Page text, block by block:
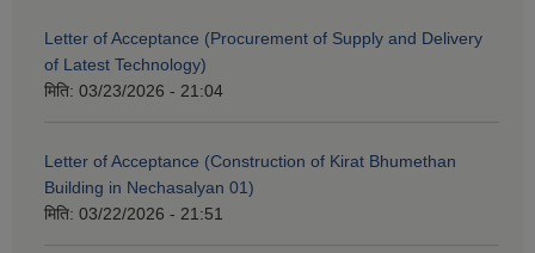
Letter of Acceptance (Procurement of Supply and Delivery
of Latest Technology)
मिति: 03/23/2026 - 21:04
Letter of Acceptance (Construction of Kirat Bhumethan
Building in Nechasalyan 01)
मिति: 03/22/2026 - 21:51